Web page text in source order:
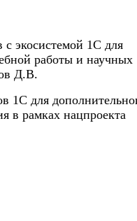
с экосистемой 1С для
работы и научных
Д.В.
1С для
в рамках нацпроекта